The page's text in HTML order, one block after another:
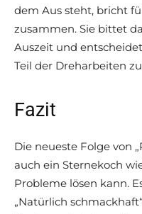
dem Aus steht, bricht
zusammen. Sie bittet
Auszeit und
Teil der Dreharbeiten
Fazit
Die neueste Folge von
auch ein Sternekoch
Probleme lösen kann.
„Natürlich